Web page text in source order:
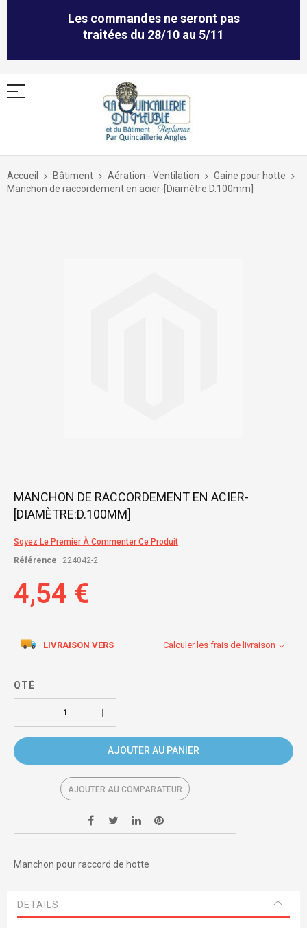
Les commandes ne seront pas
traitées du 28/10 au 5/11
Allez
contenu
Accueil Bâtiment Aération - Ventilation
Gaine pour hotte
Manchon de raccordement en acier-[Diamètre:D.100mm]
Skip
the
of
images
MANCHON DE RACCORDEMENT EN ACIER-
[DIAMÈTRE:D.100MM]
Soyez Le Premier À Commenter Ce Produit
Référence
224042-2
4,54 €
LIVRAISON VERS Calculer les frais de livraison
QTÉ
AJOUTER AU PANIER
AJOUTER AU COMPARATEUR
Manchon pour raccord de hotte
DETAILS